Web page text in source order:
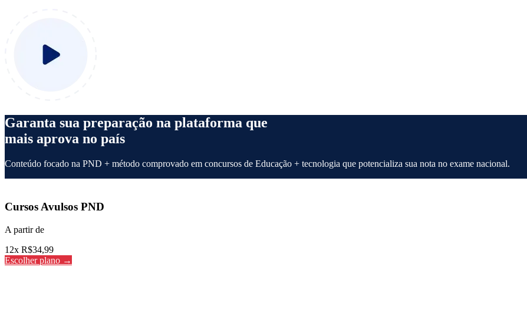
Garanta sua preparação na plataforma que
mais aprova no país
Conteúdo focado na PND + método comprovado em concursos de Educação + tecnologia que potencializa sua nota no exame nacional.
Cursos Avulsos PND
A partir de
12x R$34,99
Escolher plano →